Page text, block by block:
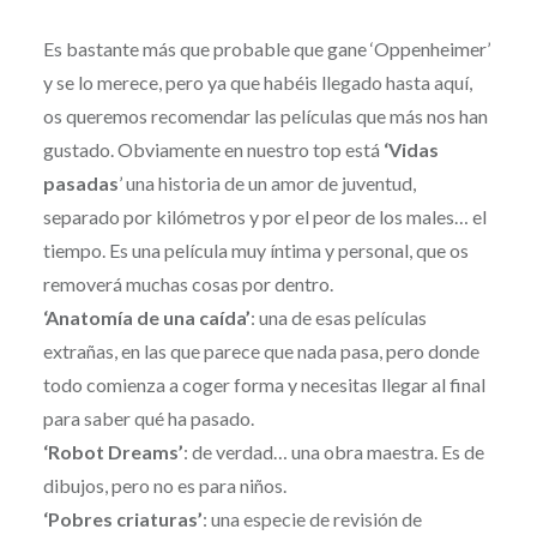
Es bastante más que probable que gane ‘Oppenheimer’
y se lo merece, pero ya que habéis llegado hasta aquí,
os queremos recomendar las películas que más nos han
gustado. Obviamente en nuestro top está ‘Vidas
pasadas’ una historia de un amor de juventud,
separado por kilómetros y por el peor de los males… el
tiempo. Es una película muy íntima y personal, que os
removerá muchas cosas por dentro.
‘Anatomía de una caída’: una de esas películas
extrañas, en las que parece que nada pasa, pero donde
todo comienza a coger forma y necesitas llegar al final
para saber qué ha pasado.
‘Robot Dreams’: de verdad… una obra maestra. Es de
dibujos, pero no es para niños.
‘Pobres criaturas’: una especie de revisión de